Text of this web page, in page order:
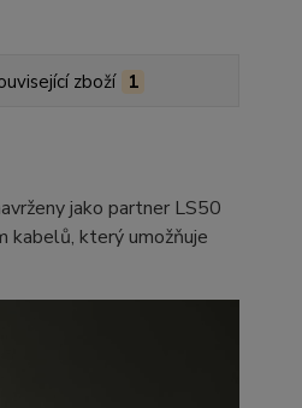
zboží 1
jako partner LS50
kabelů, který umožňuje